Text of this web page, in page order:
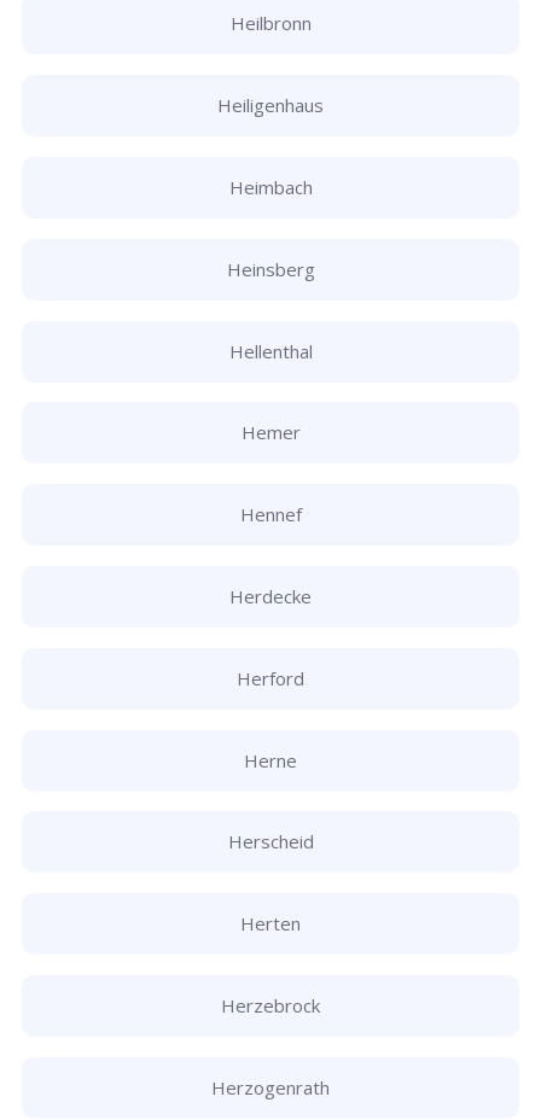
Heilbronn
Heiligenhaus
Heimbach
Heinsberg
Hellenthal
Hemer
Hennef
Herdecke
Herford
Herne
Herscheid
Herten
Herzebrock
Herzogenrath